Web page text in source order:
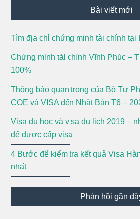
Bài viết mới
Tìm địa chỉ chứng minh tài chính tại
Chứng minh tài chính Vĩnh Phúc –
100%
Thông báo quan trọng của Bộ Tư
COE và VISA đến Nhật Bản T6 –
Visa du học và visa du lịch 2019 –
để được cấp visa
4 Bước để kiểm tra kết quả Visa
nhất
Phản hồi gần